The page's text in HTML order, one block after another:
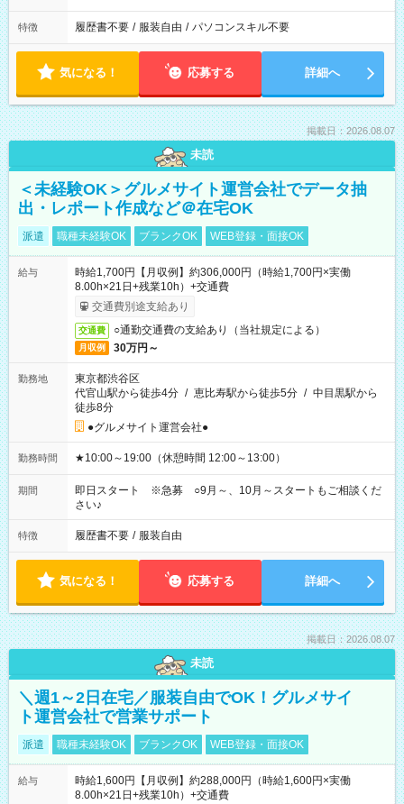
特徴 履歴書不要 / 服装自由 / パソコンスキル不要
気になる！ 応募する 詳細へ
掲載日：2026.08.07
未読
＜未経験OK＞グルメサイト運営会社でデータ抽
出・レポート作成など＠在宅OK
派遣 職種未経験OK ブランクOK WEB登録・面接OK
給与
時給1,700円【月収例】約306,000円（時給1,700円×実働
8.00h×21日+残業10h）+交通費
交通費別途支給あり
交通費 ○通勤交通費の支給あり（当社規定による）
月収例 30万円～
勤務地
東京都渋谷区
代官山駅から徒歩4分 / 恵比寿駅から徒歩5分 / 中目黒駅から
徒歩8分
●グルメサイト運営会社●
勤務時間 ★10:00～19:00（休憩時間 12:00～13:00）
期間
即日スタート ※急募 ○9月～、10月～スタートもご相談くだ
さい♪
特徴 履歴書不要 / 服装自由
気になる！ 応募する 詳細へ
掲載日：2026.08.07
未読
＼週1～2日在宅／服装自由でOK！グルメサイ
ト運営会社で営業サポート
派遣 職種未経験OK ブランクOK WEB登録・面接OK
給与
時給1,600円【月収例】約288,000円（時給1,600円×実働
8.00h×21日+残業10h）+交通費